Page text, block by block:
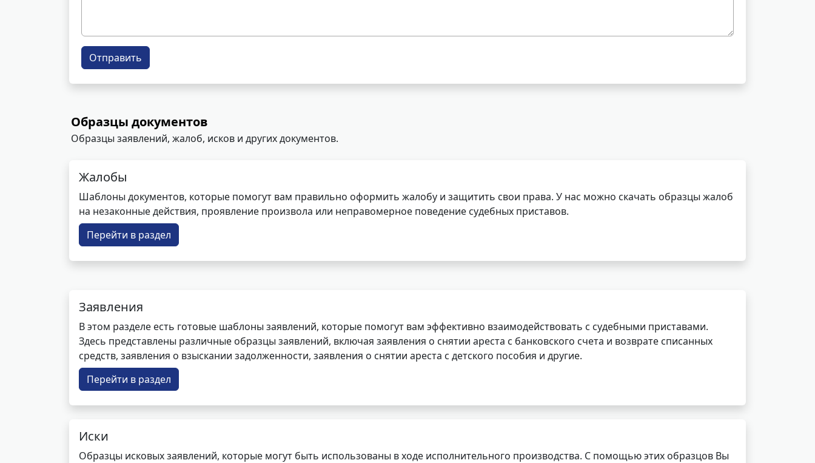
Отправить
Образцы документов
Образцы заявлений, жалоб, исков и других документов.
Жалобы
Шаблоны документов, которые помогут вам правильно оформить жалобу и защитить свои права. У нас можно скачать образцы жалоб
на незаконные действия, проявление произвола или неправомерное поведение судебных приставов.
Перейти в раздел
Заявления
В этом разделе есть готовые шаблоны заявлений, которые помогут вам эффективно взаимодействовать с судебными приставами.
Здесь представлены различные образцы заявлений, включая заявления о снятии ареста с банковского счета и возврате списанных
средств, заявления о взыскании задолженности, заявления о снятии ареста с детского пособия и другие.
Перейти в раздел
Иски
Образцы исковых заявлений, которые могут быть использованы в ходе исполнительного производства. С помощью этих образцов Вы